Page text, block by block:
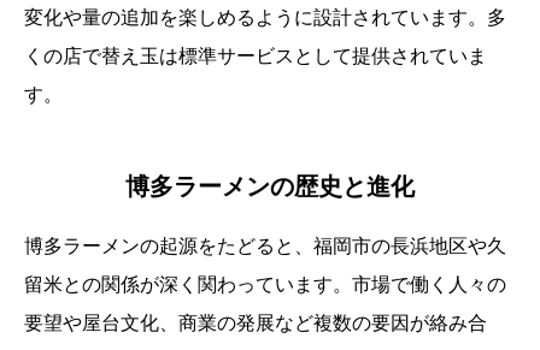
変化や量の追加を楽しめるように設計されています。多
くの店で替え玉は標準サービスとして提供されていま
す。
博多ラーメンの歴史と進化
博多ラーメンの起源をたどると、福岡市の長浜地区や久
留米との関係が深く関わっています。市場で働く人々の
要望や屋台文化、商業の発展など複数の要因が絡み合